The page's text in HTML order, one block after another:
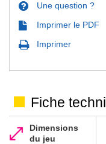
Une question ?
Imprimer le PDF
Imprimer
Fiche
Dimensions
du jeu